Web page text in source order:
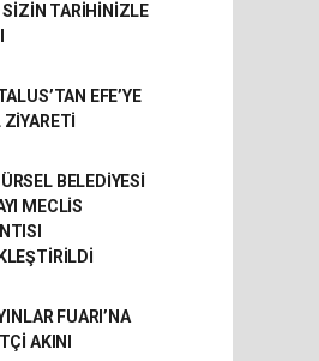
SİZİN TARİHİNİZLE
EFE’YE
ZİYARETİ
BELEDİYESİ
MECLİS
FUARI’NA
AKINI